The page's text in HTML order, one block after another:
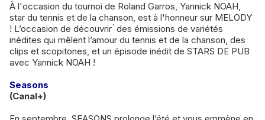
À l'occasion du tournoi de Roland Garros, Yannick NOAH,
star du tennis et de la chanson, est à l'honneur sur MELODY
! L’occasion de découvrir ́ des émissions de variétés
inédites qui mêlent l’amour du tennis et de la chanson, des
clips et scopitones, et un épisode inédit de STARS DE PUB
avec Yannick NOAH !
Seasons
(Canal+)